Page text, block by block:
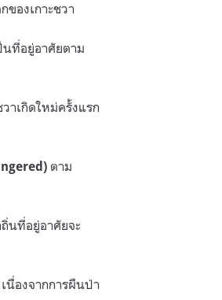
องเกาะชวา
นที่อยู่อาศัยตาม
าเกิดใหม่ครั้งแรก
ตาม
นที่อยู่อาศัยจะ
นื่องจากการผืนป่า